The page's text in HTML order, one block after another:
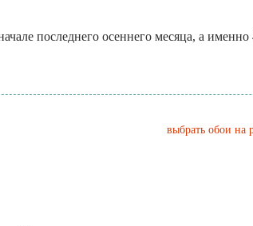
последнего осеннего месяца, а
выбрать обои на